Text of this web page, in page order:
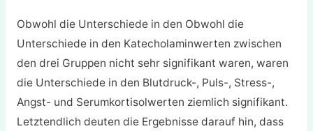
Obwohl die Unterschiede in den Obwohl die
Unterschiede in den Katecholaminwerten zwischen
den drei Gruppen nicht sehr signifikant waren, waren
die Unterschiede in den Blutdruck-, Puls-, Stress-,
Angst- und Serumkortisolwerten ziemlich signifikant.
Letztendlich deuten die Ergebnisse darauf hin, dass